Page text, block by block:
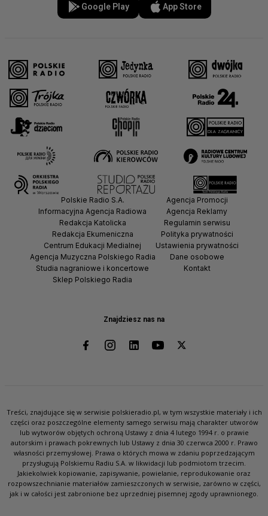
Google Play App Store
Znajdziesz nas na
Polskie Radio S.A.
Informacyjna Agencja Radiowa
Redakcja Katolicka
Redakcja Ekumeniczna
Centrum Edukacji Medialnej
Agencja Muzyczna Polskiego Radia
Studia nagraniowe i koncertowe
Sklep Polskiego Radia
Agencja Promocji
Agencja Reklamy
Regulamin serwisu
Polityka prywatności
Ustawienia prywatności
Dane osobowe
Kontakt
Treści, znajdujące się w serwisie polskieradio.pl, w tym wszystkie materiały i ich
części oraz poszczególne elementy samego serwisu mają charakter utworów
lub wytworów objętych ochroną Ustawy z dnia 4 lutego 1994 r. o prawie
autorskim i prawach pokrewnych lub Ustawy z dnia 30 czerwca 2000 r. Prawo
własności przemysłowej. Prawa o których mowa w zdaniu poprzedzającym
przysługują Polskiemu Radiu S.A. w likwidacji lub podmiotom trzecim.
Jakiekolwiek kopiowanie, zapisywanie, powielanie, reprodukowanie oraz
rozpowszechnianie materiałów zamieszczonych w serwisie, zarówno w części,
jak i w całości jest zabronione bez uprzedniej pisemnej zgody uprawnionego.